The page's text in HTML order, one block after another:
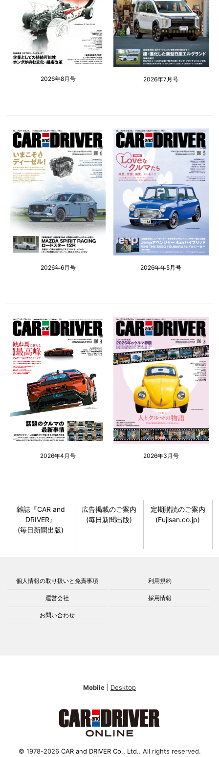
2026年8月号 2026年7月号
2026年6月号 2026年年5月号
2026年4月号 2026年3月号
雑誌『CAR and
DRIVER』
(毎日新聞出版)
広告掲載のご案内
(毎日新聞出版)
定期購読のご案内
(Fujisan.co.jp)
個人情報の取り扱いと免責事項 利用規約
運営会社 採用情報
お問い合わせ
Mobile Desktop
© 1978-2026 CAR and DRIVER Co., Ltd.. All rights reserved.